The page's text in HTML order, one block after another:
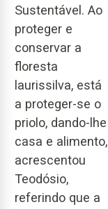
Sustentável. Ao
proteger e
conservar a
floresta
laurissilva, está
a proteger-se o
priolo, dando-lhe
casa e alimento,
acrescentou
Teodósio,
referindo que a